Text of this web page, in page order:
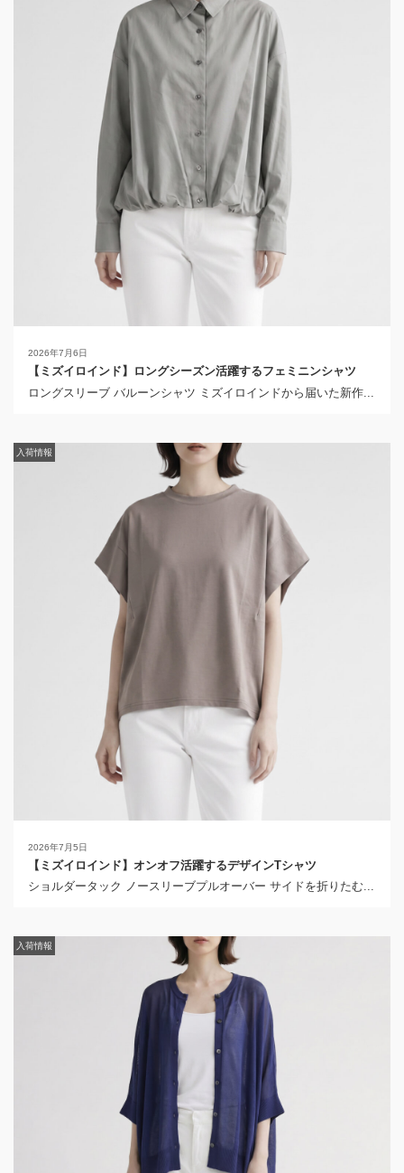
2026年7月6日
【ミズイロインド】ロングシーズン活躍するフェミニンシャツ
ロングスリーブ バルーンシャツ ミズイロインドから届いた新作...
2026年7月5日
入荷情報
【ミズイロインド】オンオフ活躍するデザインTシャツ
ショルダータック ノースリーブプルオーバー サイドを折りたむ...
入荷情報
【ミズイロインド】1枚でおしゃれ見えする楽ちんプルオーバー